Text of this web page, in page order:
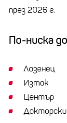
през 2026 г.
По-ниска
Лозенец
Изток
Център